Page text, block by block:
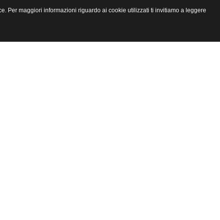
Per maggiori informazioni riguardo ai cookie utilizzati ti invitiamo a leggere